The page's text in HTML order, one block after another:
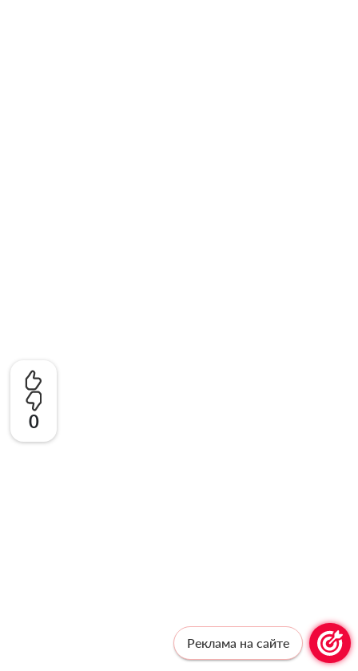
0
Реклама на сайте